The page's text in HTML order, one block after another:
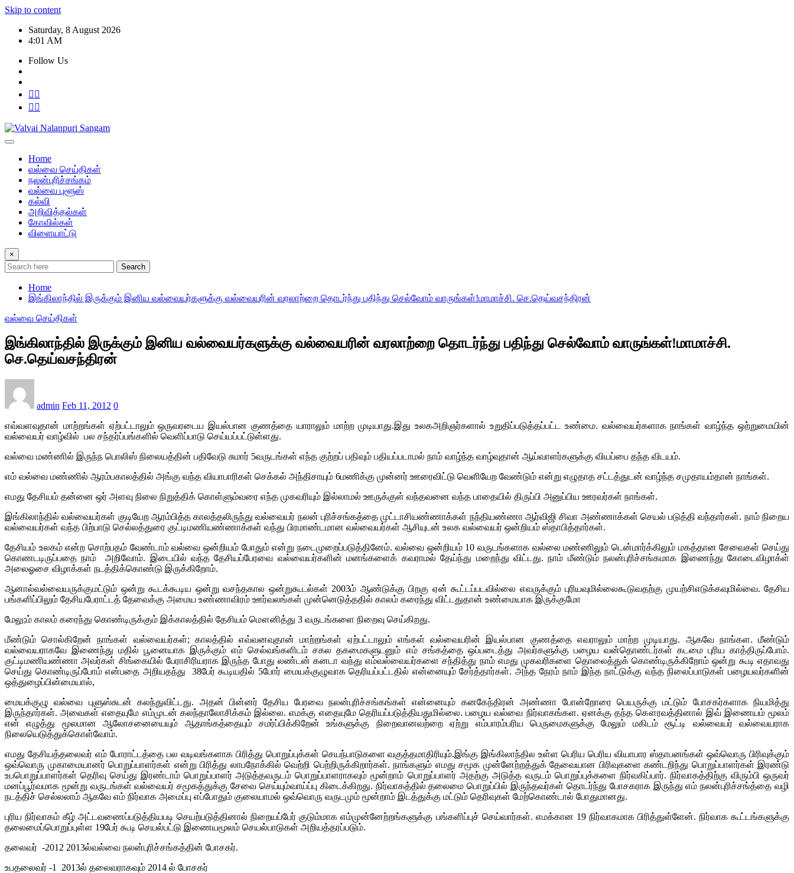
Skip to content
Saturday, 8 August 2026
4:01 AM
Follow Us
Home
வல்வை செய்திகள்
நலன்புரிச்சங்கம்
வல்வை புளூஸ்
கல்வி
அறிவித்தல்கள்
கோவில்கள்
விளையாட்டு
×
Search
Home
இங்கிலாந்தில் இருக்கும் இனிய வல்வையர்களுக்கு வல்வையரின் வரலாற்றை தொடர்ந்து பதிந்து செல்வோம் வாருங்கள்!மாமாச்சி. செ.தெய்வசந்திரன்
வல்வை செய்திகள்
இங்கிலாந்தில் இருக்கும் இனிய வல்வையர்களுக்கு வல்வையரின் வரலாற்றை தொடர்ந்து பதிந்து செல்வோம் வாருங்கள்!மாமாச்சி.
செ.தெய்வசந்திரன்
admin Feb 11, 2012 0
எவ்வளவுதான் மாற்றங்கள் ஏற்பட்டாலும் ஒருவரடைய இயல்பான குணத்தை யாராலும் மாற்ற முடியாது.இது உலகஅறிஞர்களால் உறுதிப்படுத்தப்பட்ட உண்மை. வல்வையர்களாக நாங்கள் வாழ்ந்த ஒற்றுமையின்
வல்வையர் வாழ்வில் பல சந்தர்ப்பங்களில் வெளிப்பாடு செய்யப்பட்டுள்ளது.
வல்வை மண்ணில் இருந்ந பொலிஸ் நிலையத்தின் பதிவேடு சுமார் 5வருடங்கள் எந்த குற்றப் பதிவும் பதியப்படாமல் நாம் வாழ்ந்த வாழ்வுதான் ஆய்வாளர்களுக்கு வியப்பை தந்த விடயம்.
எம் வல்வை மண்ணில் ஆரம்பகாலத்தில் அங்கு வந்த வியாபாரிகள் செக்கல் அந்திசாயும் 6மணிக்கு முன்னர் ஊரைவிட்டு வெளியேற வேண்டும் என்று எழுதாத சட்டத்துடன் வாழ்ந்த சமுதாயம்தான் நாங்கள்.
எமது தேசியம் தன்னை ஒர் அளவு நிலை நிறுத்திக் கொள்ளும்வரை எந்த முகவரியும் இல்லாமல் ஊருக்குள் வந்தவனை வந்த பாதையில் திருப்பி அனுப்பிய ஊரவர்கள் நாங்கள்.
இங்கிலாந்தில் வல்வையர்கள் குடியேற ஆரம்பித்த காலத்தலிருந்து வல்வையர் நலன் புரிச்சங்கத்தை முட்டாசியண்ணாக்கள் நந்தியண்ணா ஆர்விஜி சிவா அண்ணாக்கள் செயல் படுத்தி வந்தார்கள். நாம் நிறைய
வல்வையர்கள் வந்த பிற்பாடு செல்லத்துரை குட்டிமணியண்ணாக்கள் வந்து பிரமாண்டமான வல்வையர்கள் ஆசியுடன் உலக வல்வையர் ஒன்றியம் ஸ்தாபித்தார்கள்.
தேசியம் உலகம் என்ற சொற்பதம் வேண்டாம் வல்வை ஒன்றியம் போதும் என்று நடைமுறைப்படுத்தினேம். வல்வை ஒன்றியம் 10 வருடங்களாக வல்லை மண்ணிலும் டென்மார்க்கிலும் மகத்தான சேவைகள் செய்து
கொணடடிருப்பதை நாம் அறிவோம். இடையில் வந்த தேசியப்பேரவை வல்வையர்களின் மனங்களைக் கவராமல் தேய்ந்து மறைந்து விட்டது. நாம் மீண்டும் நலன்புரிச்சங்கமாக இணைந்து கோடைவிழாக்ள்
அலைஓசை விழாக்கள் நடத்திக்கொண்டு இருக்கிறோம்.
ஆனால்வல்வையருக்குமட்டும் ஒன்று கூடக்கூடிய ஒன்று வசந்தகால ஒன்றுகூடல்கள் 2003ம் ஆண்டுக்கு பிறகு ஏன் கூட்டப்படவில்லை எவருக்கும் புரியவுமில்லைகூடுவதற்கு முயற்சிஎடுக்கவுமில்வை. தேசிய
பங்களிப்பிலும் தேசியபேராட்டத் தேவைக்கு அமைய உண்ணாவிரம் ஊர்வலங்கள் முன்னெடுத்ததில் காலம் கரைந்து விட்டதுதான் உண்மையாக இருக்குமோ
மேலு;ம் காலம் கரைந்து கொண்டிருக்கும் இக்காலத்தில் தேசியம் மௌனித்து 3 வருடங்களை நிறைவு செய்கிறது.
மீண்டும் சொல்கிறேன் நாங்கள் வல்வையர்கள்; காலத்தில் எவ்வனவுதான் மாற்றங்கள் ஏற்பட்டாலும் எங்கள் வல்வையரின் இயல்பான குணத்தை எவராலும் மாற்ற முடியாது. ஆகவே நாங்கள. மீண்டும்
வல்வையராகவே இணைந்து மதில் பூனையாக இருக்கும் எம் செல்வங்களிடம் சகல தகமைகளுடனும் எம் சங்கத்தை ஒப்படைத்து அவர்களுக்கு பழைய வன்தொண்டர்கள் கடமை புரிய காத்திருப்போம்.
குட்டிமணியண்ணா அவர்கள் சிங்கையில் பேராசிரியராக இருந்த போது லண்டன் கனடா வந்து எம்வல்வையர்களை சந்தித்து நாம் எமது முகவரிகளை தொலைத்துக் கொண்டிருக்கிறோம் ஒன்று கூடி எதாவது
செய்து கொண்டிருப்போம் என்பதை அறியதந்து 38பேர் கூடியதில் 5போர் மையக்குழுவாக தெரியப்பட்டதில் என்னையும் சேர்த்தார்கள். அந்த நேரம் நாம் இந்த நாட்டுக்கு வந்த நிலைப்பாடுகள் பழையவர்களின்
ஒத்துழைப்பின்மையால்,
மையக்குழு வல்வை புளுஸ்சுடன் கலந்துவிட்டது. அதன் பின்னர் தேசிய பேரவை நலன்புரிச்சங்கங்கள் என்னையும் கனகேந்திரன் அண்ணா போன்றோரை பெயருக்கு மட்டும் போசகர்களாக நியமித்து
இருந்தார்கள். அவைகள் எதையுமே எம்முடன் கலந்தாலோசிக்கம் இல்லை. எமக்கு எதையுமே தெரியப்படுத்தியதுமில்லை. பழைய வல்வை நிர்வாகங்கள. ஏனக்கு தந்த கௌரவத்தினால் இவ் இணையம் மூலம்
என் எழுத்து மூலமான ஆலோசனையையும் ஆதாங்கத்தையும் சமர்ப்பிக்கிறேன் உங்களுக்கு நிறைவானவற்றை ஏற்று எம்பாரம்பரிய பெருமைகளுக்கு மேலும் மகிடம் சூட்டி வல்வையர் வல்வையராக
நிலையெடுத்துக்கொள்வோம்.
எமது தேசியத்தலைவர் எம் போராட்டத்தை பல வடிவங்களாக பிரித்து பொறுப்புக்கள் செயந்பாடுகளை வகுத்தமாதிரியும்.இங்கு இங்கிலாந்தில உள்ள பெரிய பெரிய வியாபார ஸ்தாபனங்கள் ஒவ்வொரு பிரிவுக்கும்
ஒவ்வொரு முகாமையானர் பொறுப்பாளர்கள் என்று பிரித்து லாபநோக்கில் வெற்றி பெற்றிருக்கிறார்கள். நாங்களும் எமது சமூக முன்னேற்றத்துக் தேவையான பிரிவுகளை கண்டறிந்து பொறுப்பாளர்கள் இரண்டு
உபபொறுப்பாளர்கள் தெரிவு செய்து இரண்டாம் பொறுப்பாளர் அடுத்தவருடம் பொறுப்பாளராகவும் மூன்றாம் பொறுப்பாளர் அதற்கு அடுத்த வருடம் பொறுப்புக்களை நிர்வகிப்பார். நிர்வாகத்திற்கு விரும்பி ஒருவர்
மனப்பூர்வமாக மூன்று வருடங்கள் வல்வையர் சமூகத்துக்கு சேவை செய்யும்வாய்ப்பு கிடைக்கிறது. நிர்வாகத்தில் தலைமை பொறுப்பில் இருந்தவர்கள் தொடர்ந்து போசகராக இருந்து எம் நலன்புரிச்சங்த்தை வழி
நடத்திச் செல்லலாம் ஆகவே எம் நிர்வாக அமைப்பு எப்போதும் குலையாமல் ஒவ்வொரு வருடமும் மூன்றாம் இடத்துக்கு மட்டும் தெரிவுகள் மேற்கொண்டால் போதுமானது.
புரிய நிர்வாகம் கீழ் அட்டவணைப்படுத்தியபடி செயற்படுத்தினால் நிறையப்பேர் குடும்மாக எம்முன்னேற்றங்களுக்கு பங்களிப்புச் செய்வார்கள். எமக்கான 19 நிர்வாகமாக பிரித்துள்ளேன். நிர்வாக கூட்டங்களுக்கு
தலைமைப்பொறுப்புள்ள 19பேர் கூடி செயல்பட்டு இணையமூலம் செயல்பாடுகள் அறியத்தரப்படும்.
தலைவர் -2012 2013ல்வல்வை நலன்புரிச்சங்கத்தின் போசகர்.
உபதலைவர் -1 2013ல் தலைவராகவும் 2014 ல் போசகர்